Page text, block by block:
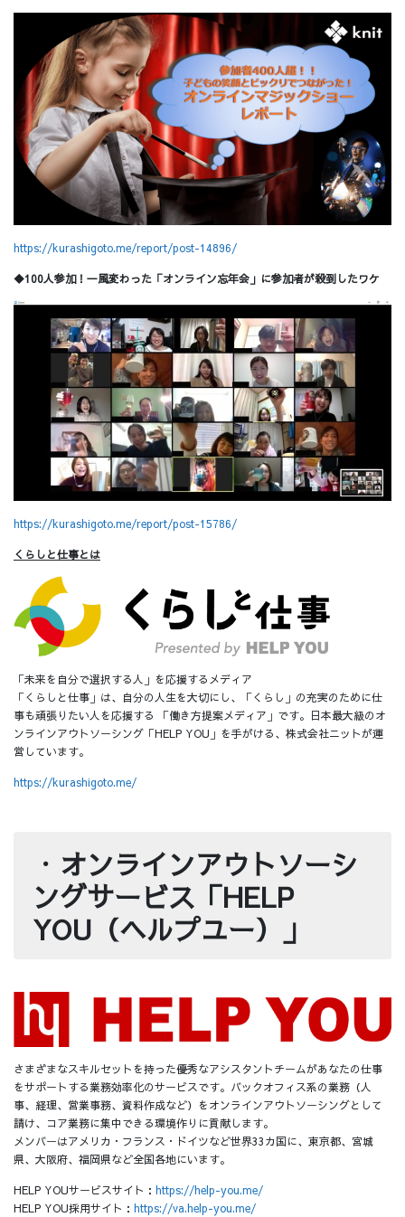
https://kurashigoto.me/report/post-14896/
◆100人参加！一風変わった「オンライン忘年会」に参加者が殺到したワケ
https://kurashigoto.me/report/post-15786/
くらしと仕事とは
「未来を自分で選択する人」を応援するメディア
「くらしと仕事」は、自分の人生を大切にし、「くらし」の充実のために仕
事も頑張りたい人を応援する 「働き方提案メディア」です。日本最大級のオ
ンラインアウトソーシング「HELP YOU」を手がける、株式会社ニットが運
営しています。
https://kurashigoto.me/
・ オンラインアウトソーシ
ングサービス「HELP
YOU（ヘルプユー）」
さまざまなスキルセットを持った優秀なアシスタントチームがあなたの仕事
をサポートする業務効率化のサービスです。バックオフィス系の業務（人
事、経理、営業事務、資料作成など）をオンラインアウトソーシングとして
請け、コア業務に集中できる環境作りに貢献します。
メンバーはアメリカ・フランス・ドイツなど世界33カ国に、東京都、宮城
県、大阪府、福岡県など全国各地にいます。
HELP YOUサービスサイト： https://help-you.me/
HELP YOU採用サイト： https://va.help-you.me/